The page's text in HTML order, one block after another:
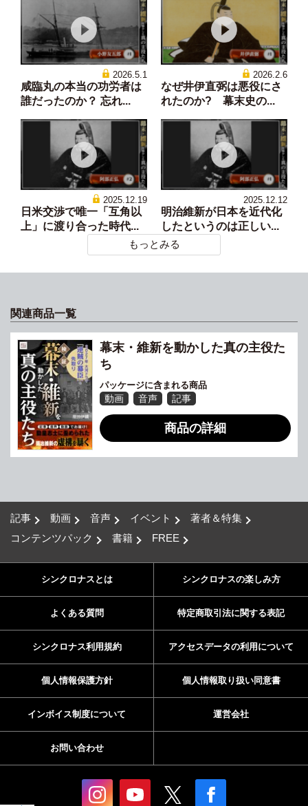
2026.5.1
咸臨丸の本当の功労者は
誰だったのか？ 忘れ...
2026.2.6
なぜ井伊直弼は悪役にさ
れたのか? 幕末史の...
2025.12.19
日米交渉で唯一「互角以
上」に渡り合った時代...
2025.12.12
明治維新が日本を近代化
したというのは正しい...
もっとみる
関連商品一覧
幕末・維新を動かした真の主役た
ち
パッケージに含まれる商品
動画 音声 記事
商品の詳細
記事 動画 音声 イベント
著者＆特集
コンテンツパック
書籍 FREE
シンクロナスとは シンクロナスの楽しみ方
よくある質問 特定商取引法に関する表記
シンクロナス利用規約 アクセスデータの利用について
個人情報保護方針 個人情報取り扱い同意書
インボイス制度について 運営会社
お問い合わせ